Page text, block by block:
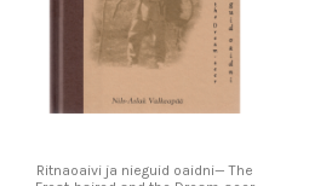
Ritnaoaivi ja nieguid oaidni— The